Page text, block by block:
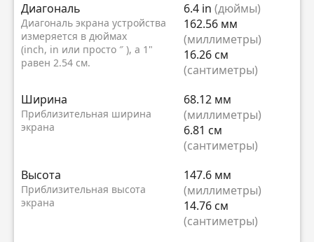
Диагональ
Диагональ экрана устройства
измеряется в дюймах
(inch, in или просто ″ ), а 1"
равен 2.54 см.
6.4 in (дюймы)
162.56 мм
(миллиметры)
16.26 см
(сантиметры)
Ширина
Приблизительная ширина
экрана
68.12 мм
(миллиметры)
6.81 см
(сантиметры)
Высота
Приблизительная высота
экрана
147.6 мм
(миллиметры)
14.76 см
(сантиметры)